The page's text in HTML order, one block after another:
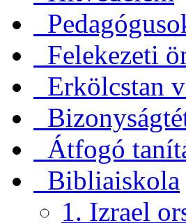
Felekezeti
Erkölcstan
Átfogó
Bibliaiskola
1. Izrael